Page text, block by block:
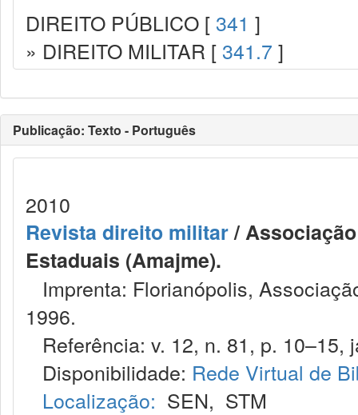
DIREITO PÚBLICO [ 341 ]
» DIREITO MILITAR [ 341.7 ]
Publicação: Texto - Português
2010
Revista direito militar/
Estaduais (Amajme).
Imprenta: Florianópolis,
1996.
Referência: v. 12, n. 81, p. 10–15,
Disponibilidade: Rede Virtual de
Localização: SEN, STM